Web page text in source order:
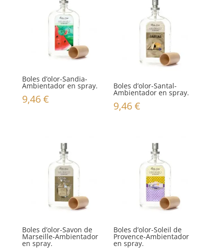
Boles d’olor-Sandia-
Ambientador en spray.
9,46€
Boles d’olor-Santal-
Ambientador en spray.
9,46€
Boles d’olor-Savon de
Marseille-Ambientador
en spray.
Boles d’olor-Soleil de
Provence-Ambientador
en spray.